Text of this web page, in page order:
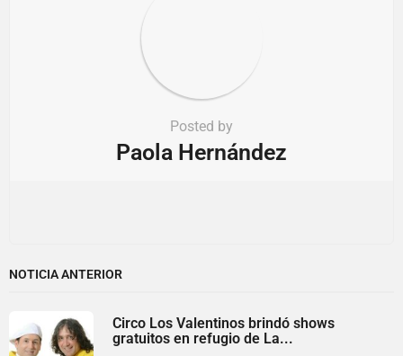
Posted by
Paola Hernández
NOTICIA ANTERIOR
Circo Los Valentinos brindó shows
gratuitos en refugio de La...